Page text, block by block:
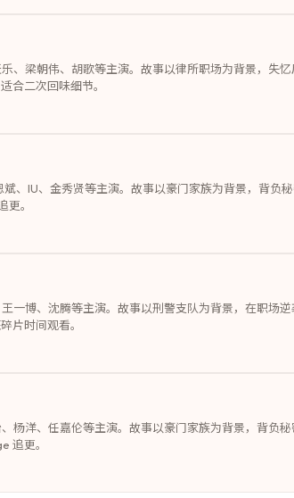
、梁朝伟、胡歌等主演。故事以律所职场为背景，失
合二次回味细节。
、IU、金秀贤等主演。故事以豪门家族为背景，背负
。
一博、沈腾等主演。故事以刑警支队为背景，在职场
片时间观看。
杨洋、任嘉伦等主演。故事以豪门家族为背景，背负
追更。